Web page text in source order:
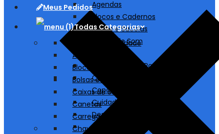
Agendas
Blocos e Cadernos
Bolsas e Sacolas
Caixas de Som
Carregadores/ Power Bank
Chaveiros
Copos, Canecas e Taças
Cuidados Pessoais
Destaques
Diversos
Meus Pedidos
Todas Categorias
A partir de 1 unidade
Agendas
Blocos e Cadernos
Bolsas e Sacolas
Caixas de Som
Canetas
Carregadores/ Power Bank
Chaveiros